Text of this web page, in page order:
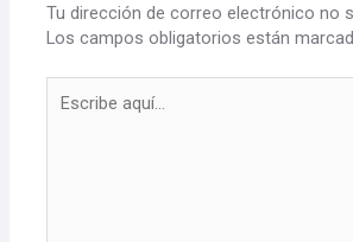
Tu dirección de correo electrónico no
Los campos obligatorios están
aquí...